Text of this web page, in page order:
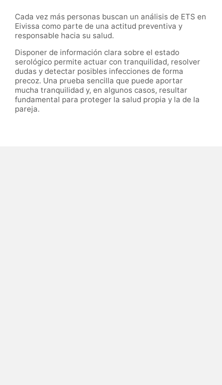
Cada vez más personas buscan un análisis de ETS en
Eivissa como parte de una actitud preventiva y
responsable hacia su salud.
Disponer de información clara sobre el estado
serológico permite actuar con tranquilidad, resolver
dudas y detectar posibles infecciones de forma
precoz. Una prueba sencilla que puede aportar
mucha tranquilidad y, en algunos casos, resultar
fundamental para proteger la salud propia y la de la
pareja.